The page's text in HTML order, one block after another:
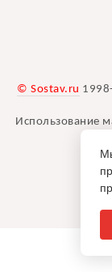
© Sostav.ru
Использование